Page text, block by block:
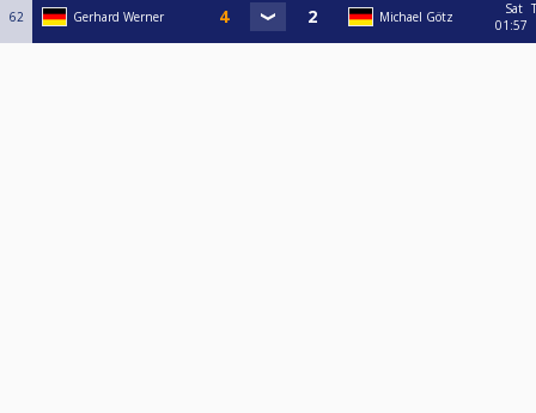
62 Gerhard Werner Michael Götz
Sat
01:57